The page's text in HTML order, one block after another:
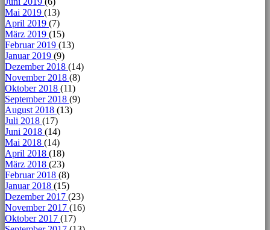
Mai 2019 (13)
April 2019 (7)
März 2019 (15)
Februar 2019 (13)
Januar 2019 (9)
Dezember 2018 (14)
November 2018 (8)
Oktober 2018 (11)
September 2018 (9)
August 2018 (13)
Juli 2018 (17)
Juni 2018 (14)
Mai 2018 (14)
April 2018 (18)
März 2018 (23)
Februar 2018 (8)
Januar 2018 (15)
Dezember 2017 (23)
November 2017 (16)
Oktober 2017 (17)